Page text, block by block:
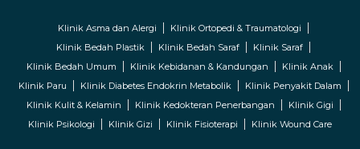
Klinik Asma dan Alergi
Klinik Ortopedi & Traumatologi
Klinik Bedah Plastik
Klinik Bedah Saraf
Klinik Saraf
Klinik Bedah Umum
Klinik Kebidanan & Kandungan
Klinik Anak
Klinik Paru
Klinik Diabetes Endokrin Metabolik
Klinik Penyakit Dalam
Klinik Kulit & Kelamin
Klinik Kedokteran Penerbangan
Klinik Gigi
Klinik Psikologi
Klinik Gizi Klinik Fisioterapi Klinik Wound Care